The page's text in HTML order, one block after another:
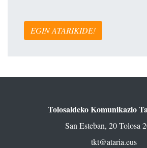
EGIN ATARIKIDE!
Tolosaldeko Komunikazio
San Esteban, 20 Tolosa
tkt@ataria.eus